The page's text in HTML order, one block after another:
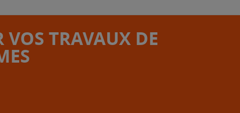
VOS TRAVAUX DE